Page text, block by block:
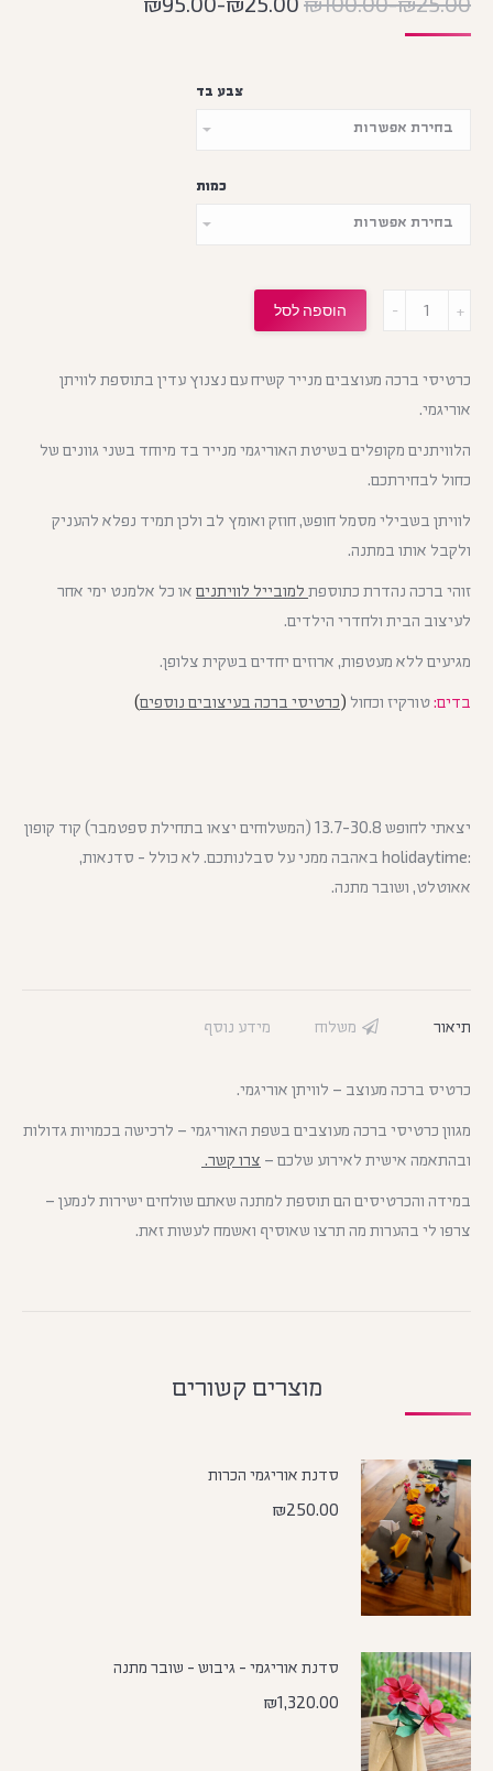
כרטיסי ברכה מעוצבים מנייר קשיח עם נצנוץ עדין בתוספת לוויתן
אוריגמי.
הלוויתנים מקופלים בשיטת האוריגמי מנייר בד מיוחד בשני גוונים של
כחול לבחירתכם.
לוויתן בשבילי מסמל חופש, חוזק ואומץ לב ולכן תמיד נפלא להעניק
ולקבל אותו במתנה.
זוהי ברכה נהדרת כתוספת למובייל לוויתנים או כל אלמנט ימי אחר
לעיצוב הבית ולחדרי הילדים.
מגיעים ללא מעטפות, ארוזים יחדים בשקית צלופן.
בדים:טורקיז וכחול (כרטיסי ברכה בעיצובים נוספים)
יצאתי לחופש 13.7-30.8 (המשלוחים יצאו בתחילת ספטמבר) קוד קופון
:holidaytime באהבה ממני על סבלנותכם. לא כולל - סדנאות,
אאוטלט, ושובר מתנה.
צבע בד
כמות
הוספה לסל
תיאור משלוח מידע נוסף
כרטיס ברכה מעוצב – לוויתן אוריגמי.
מגוון כרטיסי ברכה מעוצבים בשפת האוריגמי – לרכישה בכמויות גדולות
ובהתאמה אישית לאירוע שלכם – צרו קשר.
במידה והכרטיסים הם תוספת למתנה שאתם שולחים ישירות לנמען –
צרפו לי בהערות מה תרצו שאוסיף ואשמח לעשות זאת.
מוצרים קשורים
סדנת אוריגמי הכרות
₪250.00
סדנת אוריגמי - גיבוש - שובר מתנה
₪1,320.00